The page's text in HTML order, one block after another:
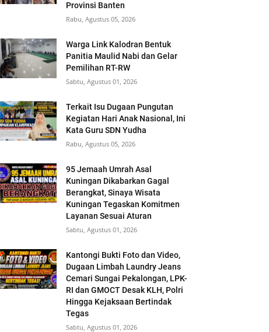
Provinsi Banten
Rabu, Agustus 05, 2026
Warga Link Kalodran Bentuk
Panitia Maulid Nabi dan Gelar
Pemilihan RT-RW
Sabtu, Agustus 01, 2026
Terkait Isu Dugaan Pungutan
Kegiatan Hari Anak Nasional, Ini
Kata Guru SDN Yudha
Rabu, Agustus 05, 2026
95 Jemaah Umrah Asal
Kuningan Dikabarkan Gagal
Berangkat, Sinaya Wisata
Kuningan Tegaskan Komitmen
Layanan Sesuai Aturan
Sabtu, Agustus 01, 2026
Kantongi Bukti Foto dan Video,
Dugaan Limbah Laundry Jeans
Cemari Sungai Pekalongan, LPK-
RI dan GMOCT Desak KLH, Polri
Hingga Kejaksaan Bertindak
Tegas
Sabtu, Agustus 01, 2026